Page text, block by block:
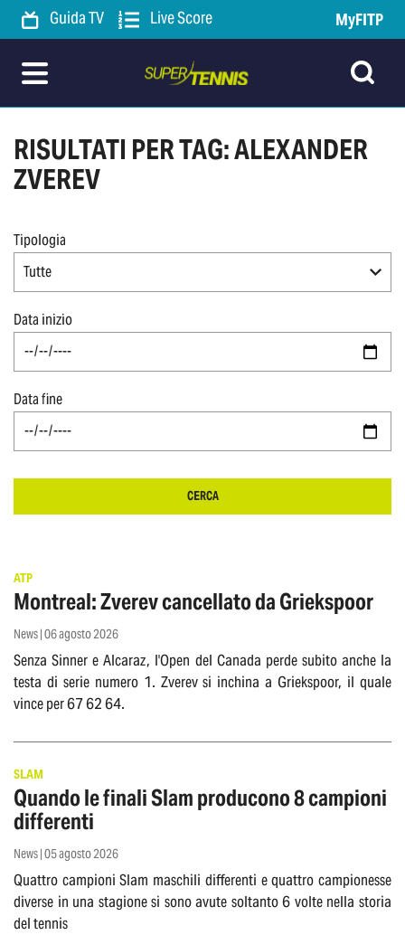
Guida TV Live Score MyFITP
RISULTATI PER TAG: ALEXANDER
ZVEREV
Tipologia
Tutte
Data inizio
Data fine
CERCA
ATP
Montreal: Zverev cancellato da Griekspoor
News | 06 agosto 2026
Senza Sinner e Alcaraz, l'Open del Canada perde subito anche la
testa di serie numero 1. Zverev si inchina a Griekspoor, il quale
vince per 67 62 64.
SLAM
Quando le finali Slam producono 8 campioni
differenti
News | 05 agosto 2026
Quattro campioni Slam maschili differenti e quattro campionesse
diverse in una stagione si sono avute soltanto 6 volte nella storia
del tennis